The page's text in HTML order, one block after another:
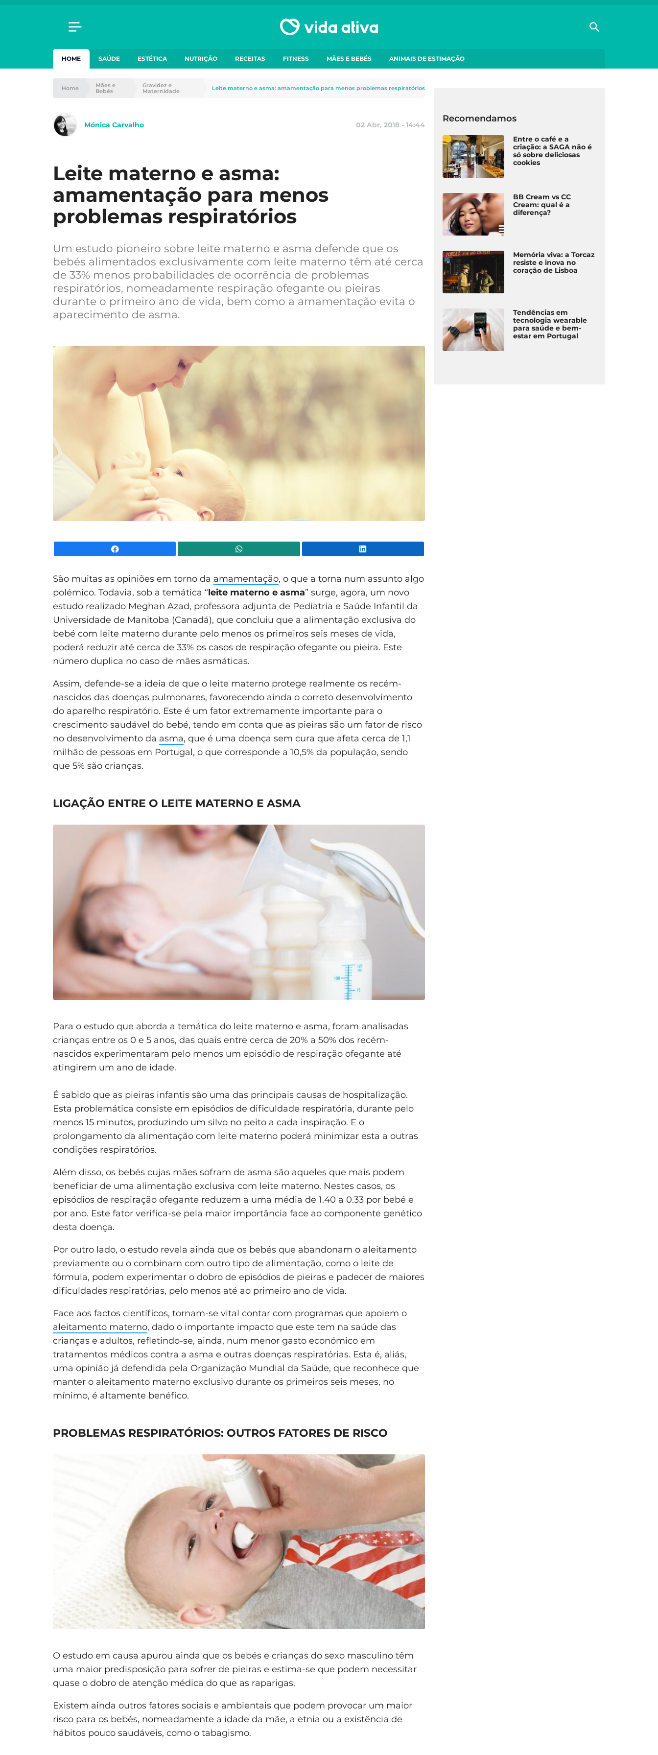
HOME SAÚDE ESTÉTICA NUTRIÇÃO RECEITAS FITNESS MÃES E BEBÉS ANIMAIS DE ESTIMAÇÃO
Home
Mães e
Bebés
Gravidez e
Maternidade
Leite materno e asma: amamentação para menos problemas respiratórios
Mónica Carvalho 02 Abr, 2018 - 14:44
Leite materno e asma:
amamentação para menos
problemas respiratórios
Um estudo pioneiro sobre leite materno e asma defende que os
bebés alimentados exclusivamente com leite materno têm até cerca
de 33% menos probabilidades de ocorrência de problemas
respiratórios, nomeadamente respiração ofegante ou pieiras
durante o primeiro ano de vida, bem como a amamentação evita o
aparecimento de asma.
São muitas as opiniões em torno da amamentação, o que a torna num assunto algo
polémico. Todavia, sob a temática “leite materno e asma” surge, agora, um novo
estudo realizado Meghan Azad, professora adjunta de Pediatria e Saúde Infantil da
Universidade de Manitoba (Canadá), que concluiu que a alimentação exclusiva do
bebé com leite materno durante pelo menos os primeiros seis meses de vida,
poderá reduzir até cerca de 33% os casos de respiração ofegante ou pieira. Este
número duplica no caso de mães asmáticas.
Assim, defende-se a ideia de que o leite materno protege realmente os recém-
nascidos das doenças pulmonares, favorecendo ainda o correto desenvolvimento
do aparelho respiratório. Este é um fator extremamente importante para o
crescimento saudável do bebé, tendo em conta que as pieiras são um fator de risco
no desenvolvimento da asma, que é uma doença sem cura que afeta cerca de 1,1
milhão de pessoas em Portugal, o que corresponde a 10,5% da população, sendo
que 5% são crianças.
LIGAÇÃO ENTRE O LEITE MATERNO E ASMA
Para o estudo que aborda a temática do leite materno e asma, foram analisadas
crianças entre os 0 e 5 anos, das quais entre cerca de 20% a 50% dos recém-
nascidos experimentaram pelo menos um episódio de respiração ofegante até
atingirem um ano de idade.
É sabido que as pieiras infantis são uma das principais causas de hospitalização.
Esta problemática consiste em episódios de dificuldade respiratória, durante pelo
menos 15 minutos, produzindo um silvo no peito a cada inspiração. E o
prolongamento da alimentação com leite materno poderá minimizar esta a outras
condições respiratórios.
Além disso, os bebés cujas mães sofram de asma são aqueles que mais podem
beneficiar de uma alimentação exclusiva com leite materno. Nestes casos, os
episódios de respiração ofegante reduzem a uma média de 1.40 a 0.33 por bebé e
por ano. Este fator verifica-se pela maior importância face ao componente genético
desta doença.
Por outro lado, o estudo revela ainda que os bebés que abandonam o aleitamento
previamente ou o combinam com outro tipo de alimentação, como o leite de
fórmula, podem experimentar o dobro de episódios de pieiras e padecer de maiores
dificuldades respiratórias, pelo menos até ao primeiro ano de vida.
Face aos factos científicos, tornam-se vital contar com programas que apoiem o
aleitamento materno, dado o importante impacto que este tem na saúde das
crianças e adultos, refletindo-se, ainda, num menor gasto económico em
tratamentos médicos contra a asma e outras doenças respiratórias. Esta é, aliás,
uma opinião já defendida pela Organização Mundial da Saúde, que reconhece que
manter o aleitamento materno exclusivo durante os primeiros seis meses, no
mínimo, é altamente benéfico.
PROBLEMAS RESPIRATÓRIOS: OUTROS FATORES DE RISCO
O estudo em causa apurou ainda que os bebés e crianças do sexo masculino têm
uma maior predisposição para sofrer de pieiras e estima-se que podem necessitar
quase o dobro de atenção médica do que as raparigas.
Existem ainda outros fatores sociais e ambientais que podem provocar um maior
risco para os bebés, nomeadamente a idade da mãe, a etnia ou a existência de
hábitos pouco saudáveis, como o tabagismo.
Recomendamos
Entre o café e a
criação: a SAGA não é
só sobre deliciosas
cookies
BB Cream vs CC
Cream: qual é a
diferença?
Memória viva: a Torcaz
resiste e inova no
coração de Lisboa
Tendências em
tecnologia wearable
para saúde e bem-
estar em Portugal